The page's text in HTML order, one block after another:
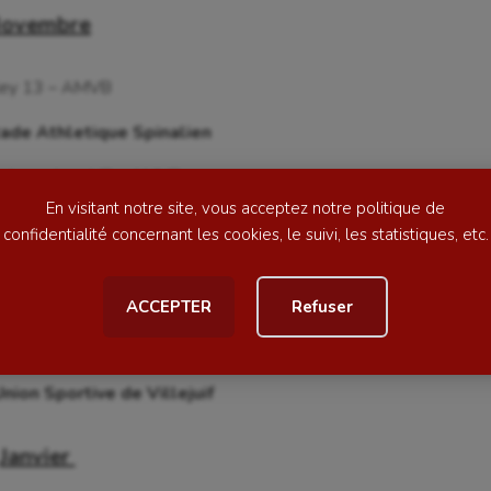
En visitant notre site, vous acceptez notre politique de
confidentialité concernant les cookies, le suivi, les statistiques, etc.
ACCEPTER Refuser
Natation artistique
Outdoor
13 – AMVB
Athletique Spinalien
Jouy VB – AMVB
Michelet Halluin
St-Brieuc
Sportive de Villejuif
Janvier